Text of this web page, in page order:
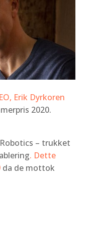
Erik Dyrkoren
2020.
– trukket
. Dette
da de mottok